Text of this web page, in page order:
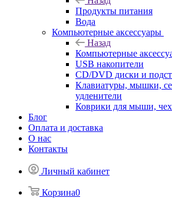
Продукты питания
Вода
Компьютерные аксессуары
Назад
Компьютерные
USB накопители
CD/DVD диски и
Клавиатуры, мышки,
удленители
Коврики для мыши,
Блог
Оплата и доставка
О нас
Контакты
Личный кабинет
Корзина0